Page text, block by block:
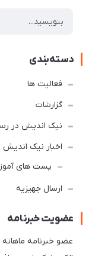
دسته‌بندی
فعالیت ها
گزارشات
نیک اندیش در
اخبار نیک اندیش
پست های
ارسال جهیزیه
عضویت خبرنامه
عضو خبرنامه